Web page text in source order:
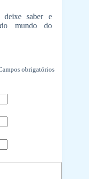
deixe saber e
mundo do
obrigatórios